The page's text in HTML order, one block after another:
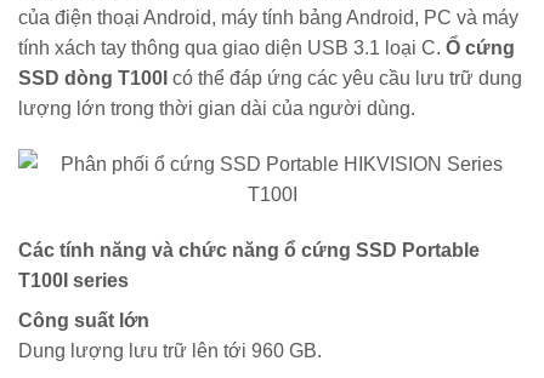
của điện thoại Android, máy tính bảng Android, PC và máy
tính xách tay thông qua giao diện USB 3.1 loại C. Ổ cứng
SSD dòng T100I có thể đáp ứng các yêu cầu lưu trữ dung
lượng lớn trong thời gian dài của người dùng.
Các tính năng và chức năng ổ cứng SSD Portable
T100I series
Công suất lớn
Dung lượng lưu trữ lên tới 960 GB.